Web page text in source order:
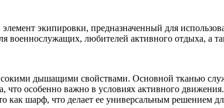
экипировки, предназначенный для
любителей активного отдыха, а
дышащими свойствами. Основной тканью
что особенно важно в условиях активного
шарф, что делает ее универсальным решением